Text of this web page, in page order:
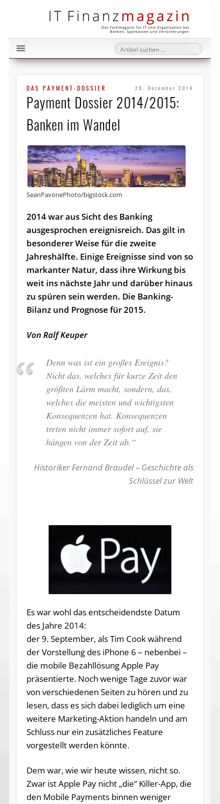
DAS PAYMENT-DOSSIER 28. Dezember 2014
Payment Dossier 2014/2015:
Banken im Wandel
SeanPavonePhoto/bigstock.com
2014 war aus Sicht des Banking
ausgesprochen ereignisreich. Das gilt in
besonderer Weise für die zweite
Jahreshälfte. Einige Ereignisse sind von so
markanter Natur, dass ihre Wirkung bis
weit ins nächste Jahr und darüber hinaus
zu spüren sein werden. Die Banking-
Bilanz und Prognose für 2015.
Von Ralf Keuper
Denn was ist ein großes Ereignis?
Nicht das, welches für kurze Zeit den
größten Lärm macht, sondern, das,
welches die meisten und wichtigsten
Konsequenzen hat. Konsequenzen
treten nicht immer sofort auf, sie
hängen von der Zeit ab.“
Historiker Fernand Braudel – Geschichte als
Schlüssel zur Welt
Es war wohl das entscheidendste Datum
des Jahre 2014:
der 9. September, als Tim Cook während
der Vorstellung des iPhone 6 – nebenbei –
die mobile Bezahllösung Apple Pay
präsentierte. Noch wenige Tage zuvor war
von verschiedenen Seiten zu hören und zu
lesen, dass es sich dabei lediglich um eine
weitere Marketing-Aktion handeln und am
Schluss nur ein zusätzliches Feature
vorgestellt werden könnte.
Dem war, wie wir heute wissen, nicht so.
Zwar ist Apple Pay nicht „die“ Killer-App, die
den Mobile Payments binnen weniger